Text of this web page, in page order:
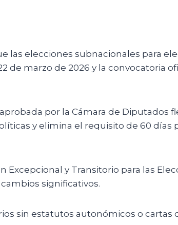
las elecciones subnacionales para
de marzo de 2026 y la convocatoria
por la Cámara de Diputados
y elimina el requisito de 60 días
Excepcional y Transitorio para las
significativos.
sin estatutos autonómicos o cartas